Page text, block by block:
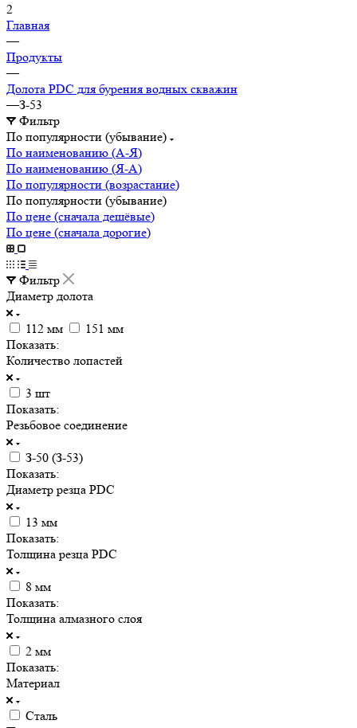
2
Главная
—
Продукты
—
Долота PDC для бурения водных скважин
—З-53
Фильтр
По популярности (убывание)
По наименованию (А-Я)
По наименованию (Я-А)
По популярности (возрастание)
По популярности (убывание)
По цене (сначала дешёвые)
По цене (сначала дорогие)
Фильтр
Диаметр долота
112 мм
151 мм
Показать:
Количество лопастей
3 шт
Показать:
Резьбовое соединение
З-50 (З-53)
Показать:
Диаметр резца PDC
13 мм
Показать:
Толщина резца PDC
8 мм
Показать:
Толщина алмазного слоя
2 мм
Показать:
Материал
Сталь